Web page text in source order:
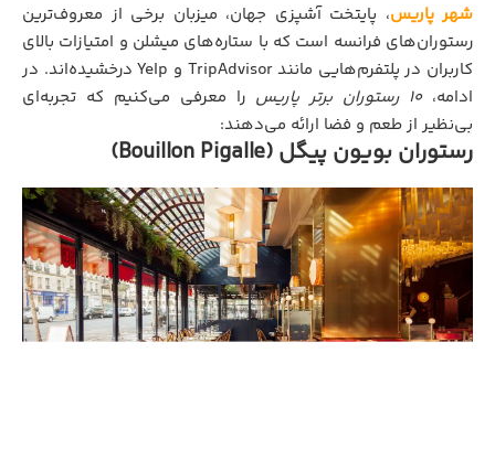
شهر پاریس، پایتخت آشپزی جهان، میزبان برخی از معروف‌ترین
رستوران‌های فرانسه است که با ستاره‌های میشلن و امتیازات بالای
کاربران در پلتفرم‌هایی مانند TripAdvisor و Yelp درخشیده‌اند. در
ادامه،۱۰ رستوران برتر پاریس
را معرفی می‌کنیم که تجربه‌ای
بی‌نظیر از طعم و فضا ارائه می‌دهند:
رستوران بویون پیگل (Bouillon Pigalle)